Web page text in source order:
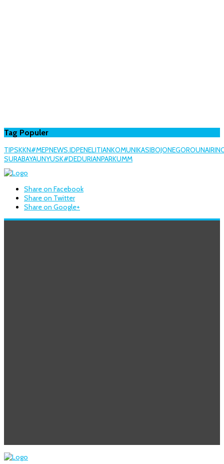
Tag Populer
TIPSKKN#MEPNEWS.IDPENELITIANKOMUNIKASIBOJONEGOROUNAIR
SURABAYAUNYUSK#DEDURIANPARKUMM
Share on Facebook
Share on Twitter
Share on Google+